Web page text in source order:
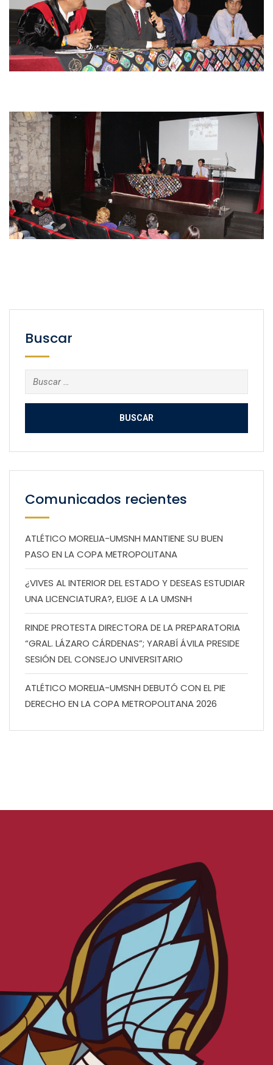
Buscar
Buscar:
Comunicados recientes
ATLÉTICO MORELIA-UMSNH MANTIENE SU BUEN
PASO EN LA COPA METROPOLITANA
¿VIVES AL INTERIOR DEL ESTADO Y DESEAS ESTUDIAR
UNA LICENCIATURA?, ELIGE A LA UMSNH
RINDE PROTESTA DIRECTORA DE LA PREPARATORIA
“GRAL. LÁZARO CÁRDENAS”; YARABÍ ÁVILA PRESIDE
SESIÓN DEL CONSEJO UNIVERSITARIO
ATLÉTICO MORELIA-UMSNH DEBUTÓ CON EL PIE
DERECHO EN LA COPA METROPOLITANA 2026